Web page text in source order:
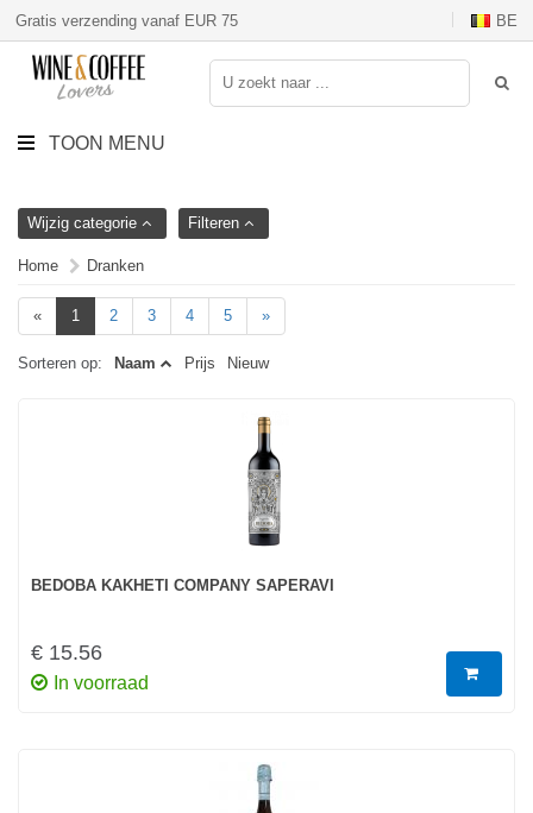
Gratis verzending vanaf EUR 75 BE
TOON MENU
Wijzig categorie Filteren
Home Dranken
« 1 2 3 4 5 »
Sorteren op: Naam Prijs Nieuw
BEDOBA KAKHETI COMPANY SAPERAVI
€ 15.56
In voorraad